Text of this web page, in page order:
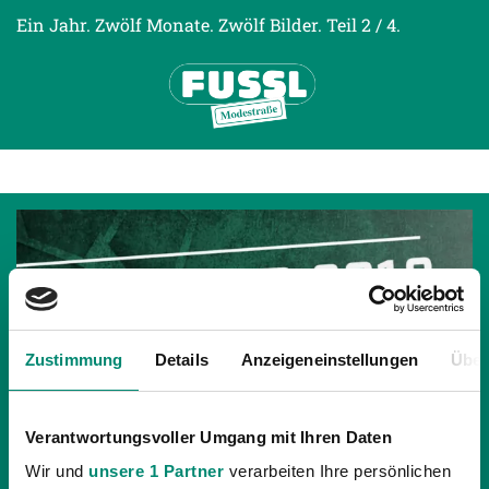
Zustimmung Details Anzeigeneinstellungen
Verantwortungsvoller Umgang mit Ihren Daten
Wir und unsere 1 Partner verarbeiten Ihre persönlichen
Ein Jahr. Zwölf Monate. Zwölf Bilder. Teil 2 / 4.